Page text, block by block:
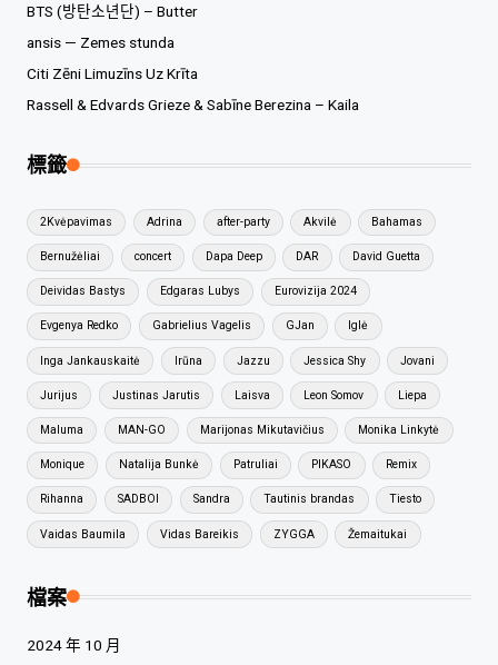
BTS (방탄소년단) – Butter
ansis — Zemes stunda
Citi Zēni Limuzīns Uz Krīta
Rassell & Edvards Grieze & Sabīne Berezina – Kaila
標籤
2Kvėpavimas Adrina after-party Akvilė Bahamas
Bernužėliai concert Dapa Deep DAR David Guetta
Deividas Bastys Edgaras Lubys Eurovizija 2024
Evgenya Redko Gabrielius Vagelis GJan Iglė
Inga Jankauskaitė Irūna Jazzu Jessica Shy Jovani
Jurijus Justinas Jarutis Laisva Leon Somov Liepa
Maluma MAN-GO Marijonas Mikutavičius Monika Linkytė
Monique Natalija Bunkė Patruliai PIKASO Remix
Rihanna SADBOI Sandra Tautinis brandas Tiesto
Vaidas Baumila Vidas Bareikis ZYGGA Žemaitukai
檔案
2024 年 10 月